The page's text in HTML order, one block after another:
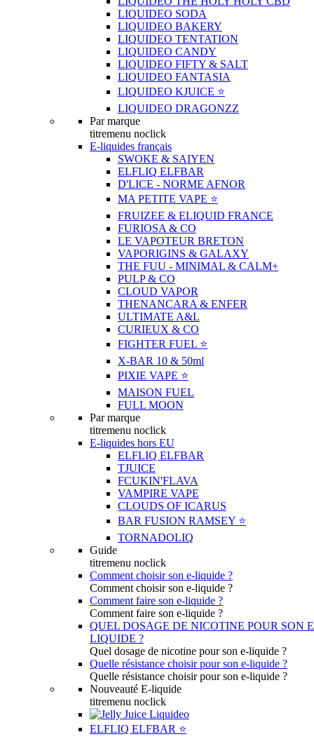
LIQUIDEO SODA
LIQUIDEO BAKERY
LIQUIDEO TENTATION
LIQUIDEO CANDY
LIQUIDEO FIFTY & SALT
LIQUIDEO FANTASIA
LIQUIDEO KJUICE ⭐️
LIQUIDEO DRAGONZZ
Par marque
titremenu noclick
E-liquides français
SWOKE & SAIYEN
ELFLIQ ELFBAR
D'LICE - NORME AFNOR
MA PETITE VAPE ⭐️
FRUIZEE & ELIQUID FRANCE
FURIOSA & CO
LE VAPOTEUR BRETON
VAPORIGINS & GALAXY
THE FUU - MINIMAL & CALM+
PULP & CO
CLOUD VAPOR
THENANCARA & ENFER
ULTIMATE A&L
CURIEUX & CO
FIGHTER FUEL ⭐️
X-BAR 10 & 50ml
PIXIE VAPE ⭐️
MAISON FUEL
FULL MOON
Par marque
titremenu noclick
E-liquides hors EU
ELFLIQ ELFBAR
TJUICE
FCUKIN'FLAVA
VAMPIRE VAPE
CLOUDS OF ICARUS
BAR FUSION RAMSEY ⭐️
TORNADOLIQ
Guide
titremenu noclick
Comment choisir son e-liquide ?
Comment choisir son e-liquide ?
Comment faire son e-liquide ?
Comment faire son e-liquide ?
QUEL DOSAGE DE NICOTINE POUR SON
LIQUIDE ?
Quel dosage de nicotine pour son e-liquide ?
Quelle résistance choisir pour son e-liquide ?
Quelle résistance choisir pour son e-liquide ?
Nouveauté E-liquide
titremenu noclick
ELFLIQ ELFBAR ⭐️